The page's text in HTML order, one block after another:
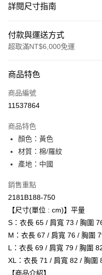
詳閱尺寸指南
付款與運送方式
超取滿NT$6,000免運
信用卡一次付款
超商取貨付款
Apple Pay
ATM付款
運送方式
全家取貨付款
每筆NT$80，滿NT$6,000(含
付款後全家取貨
萊爾富取貨付款
商品特色
商品編號
11537864
商品特色
顏色：黃色
材質：棉/羅紋
產地：中國
銷售重點
2181B188-750
【尺寸(單位 : cm)】平量
S：衣長 65 / 肩寬 73 / 胸圍
M：衣長 67 / 肩寬 76 / 胸圍
L：衣長 69 / 肩寬 79 / 胸圍
XL：衣長 71 / 肩寬 82 / 胸圍
【商品介紹】